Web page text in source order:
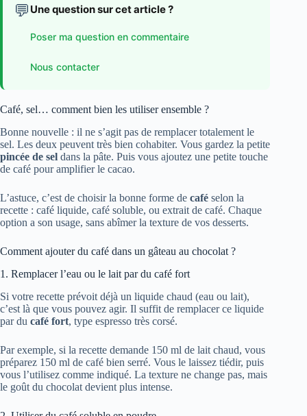
💬 Une question sur cet article ?
Poser ma question en commentaire
Nous contacter
Café, sel… comment bien les utiliser ensemble ?
Bonne nouvelle : il ne s’agit pas de remplacer totalement le
sel. Les deux peuvent très bien cohabiter. Vous gardez la petite
pincée de sel dans la pâte. Puis vous ajoutez une petite touche
de café pour amplifier le cacao.
L’astuce, c’est de choisir la bonne forme de café selon la
recette : café liquide, café soluble, ou extrait de café. Chaque
option a son usage, sans abîmer la texture de vos desserts.
Comment ajouter du café dans un gâteau au chocolat ?
1. Remplacer l’eau ou le lait par du café fort
Si votre recette prévoit déjà un liquide chaud (eau ou lait),
c’est là que vous pouvez agir. Il suffit de remplacer ce liquide
par du café fort, type espresso très corsé.
Par exemple, si la recette demande 150 ml de lait chaud, vous
préparez 150 ml de café bien serré. Vous le laissez tiédir, puis
vous l’utilisez comme indiqué. La texture ne change pas, mais
le goût du chocolat devient plus intense.